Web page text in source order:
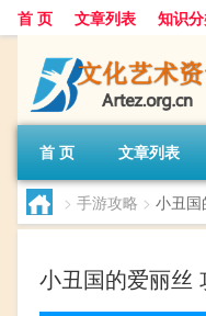
首 页 文章列表 知识
首 页 文章列表
> 手游攻略 > 小丑国
小丑国的爱丽丝